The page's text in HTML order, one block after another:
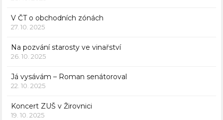
V ČT o obchodních zónách
27. 10. 2025
Na pozvání starosty ve vinařství
26. 10. 2025
Já vysávám – Roman senátoroval
22. 10. 2025
Koncert ZUŠ v Žirovnici
19. 10. 2025